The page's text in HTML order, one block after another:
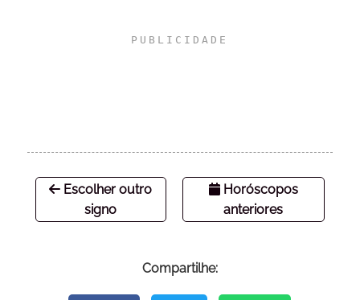
Escolher outro
signo
Horóscopos
anteriores
Compartilhe: